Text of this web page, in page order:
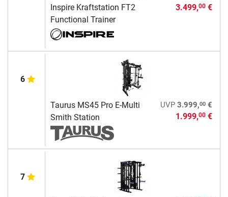
Inspire Kraftstation FT2
Functional Trainer
3.499,00€
6
Taurus MS45 Pro E-Multi
Smith Station
UVP 3.999,00€
1.999,00€
7